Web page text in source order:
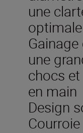
une
optimale
une
chocs
en main
Design